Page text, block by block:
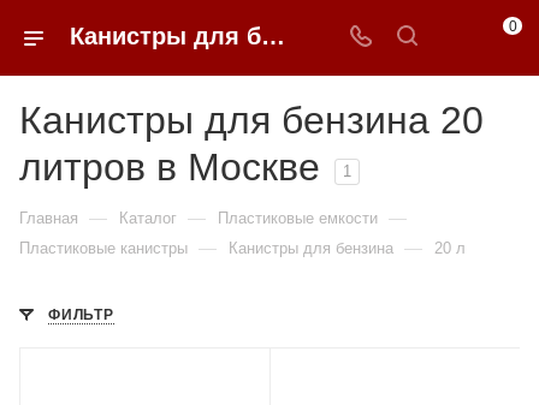
Канистры для бензина 20 литров недорого в Москве | 0FFER 0
Канистры для бензина 20
литров в Москве
1
Главная — Каталог — Пластиковые емкости —
Пластиковые канистры — Канистры для бензина — 20 л
ФИЛЬТР